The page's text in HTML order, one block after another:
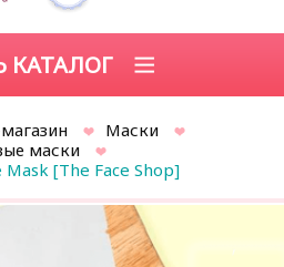
КАТАЛОГ
Маски
маски
[The Face Shop]